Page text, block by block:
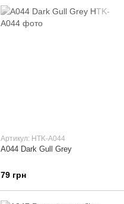
Артикул: HTK-A044
A044 Dark Gull Grey
79 грн